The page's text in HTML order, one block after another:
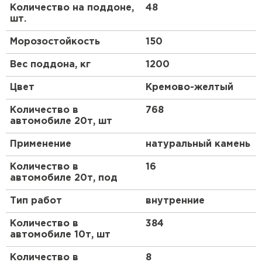
транспортировки и хранения, а простота
приготовления раствора делает его доступным
даже для непрофессионалов.
Преимущества
Этот состав выделяется на рынке благодаря ряду
ключевых достоинств, которые делают его
предпочтительным выбором для строителей и
дизайнеров.
Высокая прочность и долговечность
Материал обеспечивает отличную адгезию к
поверхностям, что гарантирует устойчивость
конструкций к механическим нагрузкам и
атмосферным воздействиям. В отличие от
сохраняет целостность швов даже в условиях
повышенной влажности или перепадов
Количество на поддоне,
шт.
48
Морозостойкость 150
Вес поддона, кг 1200
Цвет Кремово-желтый
Количество в
автомобиле 20т, шт
768
Применение натуральный камень
Количество в
автомобиле 20т, под
16
Тип работ внутренние
Количество в
автомобиле 10т, шт
384
Количество в
8